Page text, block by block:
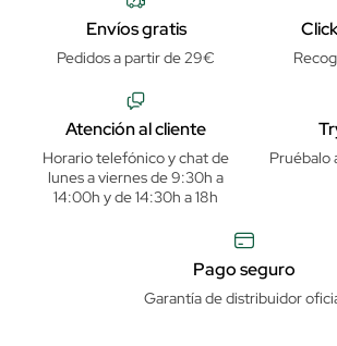
Envíos gratis
Pedidos a partir de 29€
Atención al cliente
Horario telefónico y chat de
lunes a viernes de 9:30h a
14:00h y de 14:30h a 18h
Pruébalo
Pago seguro
Garantía de distribuidor